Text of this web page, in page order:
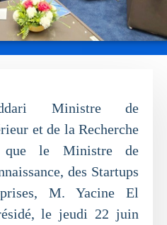
Ministre de
et de la Recherche
que le Ministre de
des Startups
M. Yacine El
le jeudi 22 juin